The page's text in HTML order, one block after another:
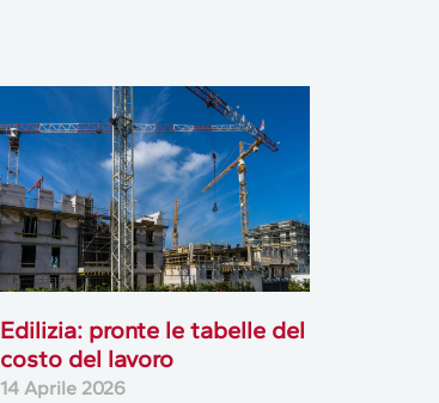
Edilizia: pronte le tabelle del
costo del lavoro
14 Aprile 2026